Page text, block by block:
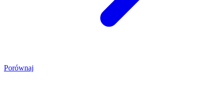
Porównaj